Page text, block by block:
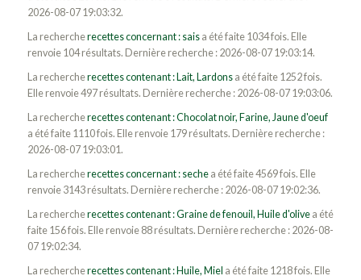
2026-08-07 19:03:32.
La rechercherecettes concernant : saisa été faite 1034 fois. Elle
renvoie 104 résultats. Dernière recherche : 2026-08-07 19:03:14.
La rechercherecettes contenant : Lait, Lardonsa été faite 1252 fois.
Elle renvoie 497 résultats. Dernière recherche : 2026-08-07 19:03:06.
La rechercherecettes contenant : Chocolat noir, Farine, Jaune d'oeuf
a été faite 1110 fois. Elle renvoie 179 résultats. Dernière recherche :
2026-08-07 19:03:01.
La rechercherecettes concernant : sechea été faite 4569 fois. Elle
renvoie 3143 résultats. Dernière recherche : 2026-08-07 19:02:36.
La rechercherecettes contenant : Graine de fenouil, Huile d'olivea été
faite 156 fois. Elle renvoie 88 résultats. Dernière recherche : 2026-08-
07 19:02:34.
La rechercherecettes contenant : Huile, Miel a été faite 1218 fois. Elle